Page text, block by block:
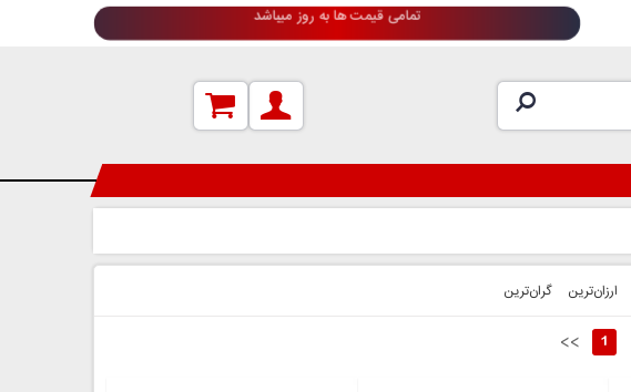
دعوت به همکاری (جهت اطلاعات بیشتر کلیک کنید)
ارزان‌ترین گران‌ترین
<< 1